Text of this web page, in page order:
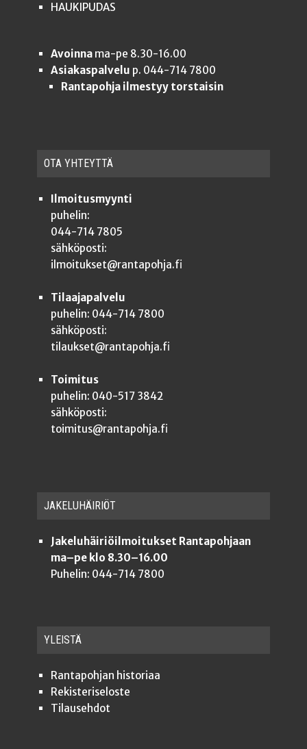
HAUKIPUDAS
Avoinnama-pe 8.30-16.00
Asiakaspalvelu p. 044-714 7800
Rantapohja ilmestyy torstaisin
OTA YHTEYT­TÄ
Ilmoitusmyynti
puhelin:
044-714 7805
sähköposti:
ilmoitukset@rantapohja.fi
Tilaajapalvelu
puhelin: 044-714 7800
sähköposti:
tilaukset@rantapohja.fi
Toimitus
puhelin: 040-517 3842
sähköposti:
toimitus@rantapohja.fi
JAKE­LU­HÄI­RIÖT
Jakeluhäiriöilmoitukset Rantapohjaan
ma–pe klo 8.30–16.00
Puhelin: 044-714 7800
YLEISTÄ
Ran­ta­poh­jan historiaa
Rekis­te­ri­se­los­te
Tilauseh­dot